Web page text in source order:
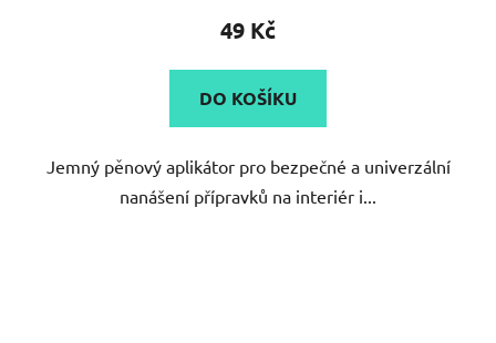
produktu
5,0
z
hvězdiček.
49 Kč
DO KOŠÍKU
Jemný pěnový aplikátor pro bezpečné a univerzální
nanášení přípravků na interiér i...